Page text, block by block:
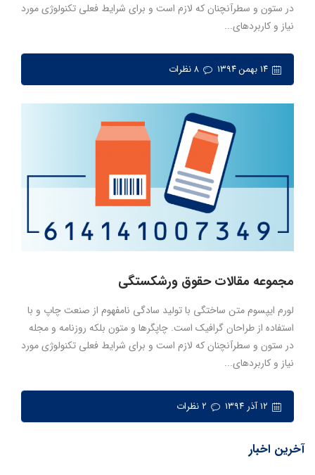
در ستون و سطرآنچنان که لازم است و برای شرایط فعلی تکنولوژی مورد
نیاز و کاربردهای...
۱۴ بهمن ۱۳۹۴ ۸ نظرات
مجموعه مقالات حقوق ورشکستگی
لورم ایپسوم متن ساختگی با تولید سادگی نامفهوم از صنعت چاپ و با
استفاده از طراحان گرافیک است. چاپگرها و متون بلکه روزنامه و مجله
در ستون و سطرآنچنان که لازم است و برای شرایط فعلی تکنولوژی مورد
نیاز و کاربردهای...
آخرین اخبار